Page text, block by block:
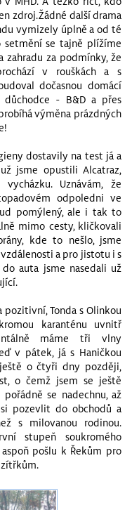
zdroj. Žádné další drama
vymizely úplně a od té
setmění se tajně plížíme
za podmínky, že
v rouškách a s
dočasnou domácí
důchodce - B&D a přes
výměna prázdných
dostavily na test já a
jsme opustili Alcatraz,
Uznávám, že
odpoledni ve
pomýlený, ale i tak to
mimo cesty, kličkovali
kde to nešlo, jsme
a pro jistotu i s
auta jsme nasedali už
pozitivní, Tonda s Olinkou
karanténu uvnitř
máme tři vlny
v pátek, já s Haničkou
o čtyři dny později,
o čemž jsem se ještě
se nadechnu, až
pozevlit do obchodů a
s milovanou rodinou.
stupeň soukromého
pošlu k Řekům pro
zítřkům.